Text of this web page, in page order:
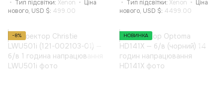
Тип підсвітки Xenon
Ціна
нового, USD $ 499.00
Тип підсвітки Xenon
Ціна
нового, USD $ 4499.00
−8% НОВИНКА